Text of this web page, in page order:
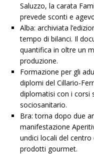
Saluzzo, la carata
prevede sconti e
Alba: archiviata
tempo di bilanci. Il
quantifica in oltre un
produzione.
Formazione per gli
diplomi del Cillario-
diplomatisi con i corsi
sociosanitario.
Bra: torna dopo due
manifestazione
undici locali del
prodotti gourmet.